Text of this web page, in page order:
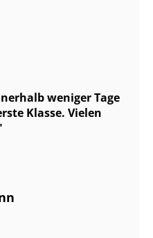
weniger Tage
Klasse. Vielen